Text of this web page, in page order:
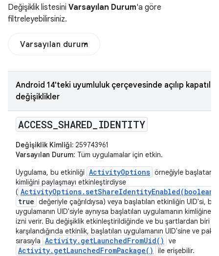
Değişiklik listesini Varsayılan Durum'a göre
filtreleyebilirsiniz.
Varsayılan durum
Android 14'teki uyumluluk çerçevesinde açılıp
değişiklikler
ACCESS _SHARED IDENTITY
Değişiklik Kimliği: 259743961
Varsayılan Durum: Tüm uygulamalar için etkin.
Uygulama, bu etkinliği ActivityOptions örneğiyle başlatarak
kimliğini paylaşmayı etkinleştirdiyse
( ActivityOptions.setShareIdentityEnabled(boolean)
true değeriyle çağrıldıysa) veya başlatılan etkinliğin UID'si,
uygulamanın UID'siyle aynıysa başlatılan uygulamanın kimliğine
izni verir. Bu değişiklik etkinleştirildiğinde ve bu şartlardan biri
karşılandığında etkinlik, başlatılan uygulamanın UID'sine ve
sırasıyla Activity.getLaunchedFromUid() ve
Activity.getLaunchedFromPackage() ile erişebilir.